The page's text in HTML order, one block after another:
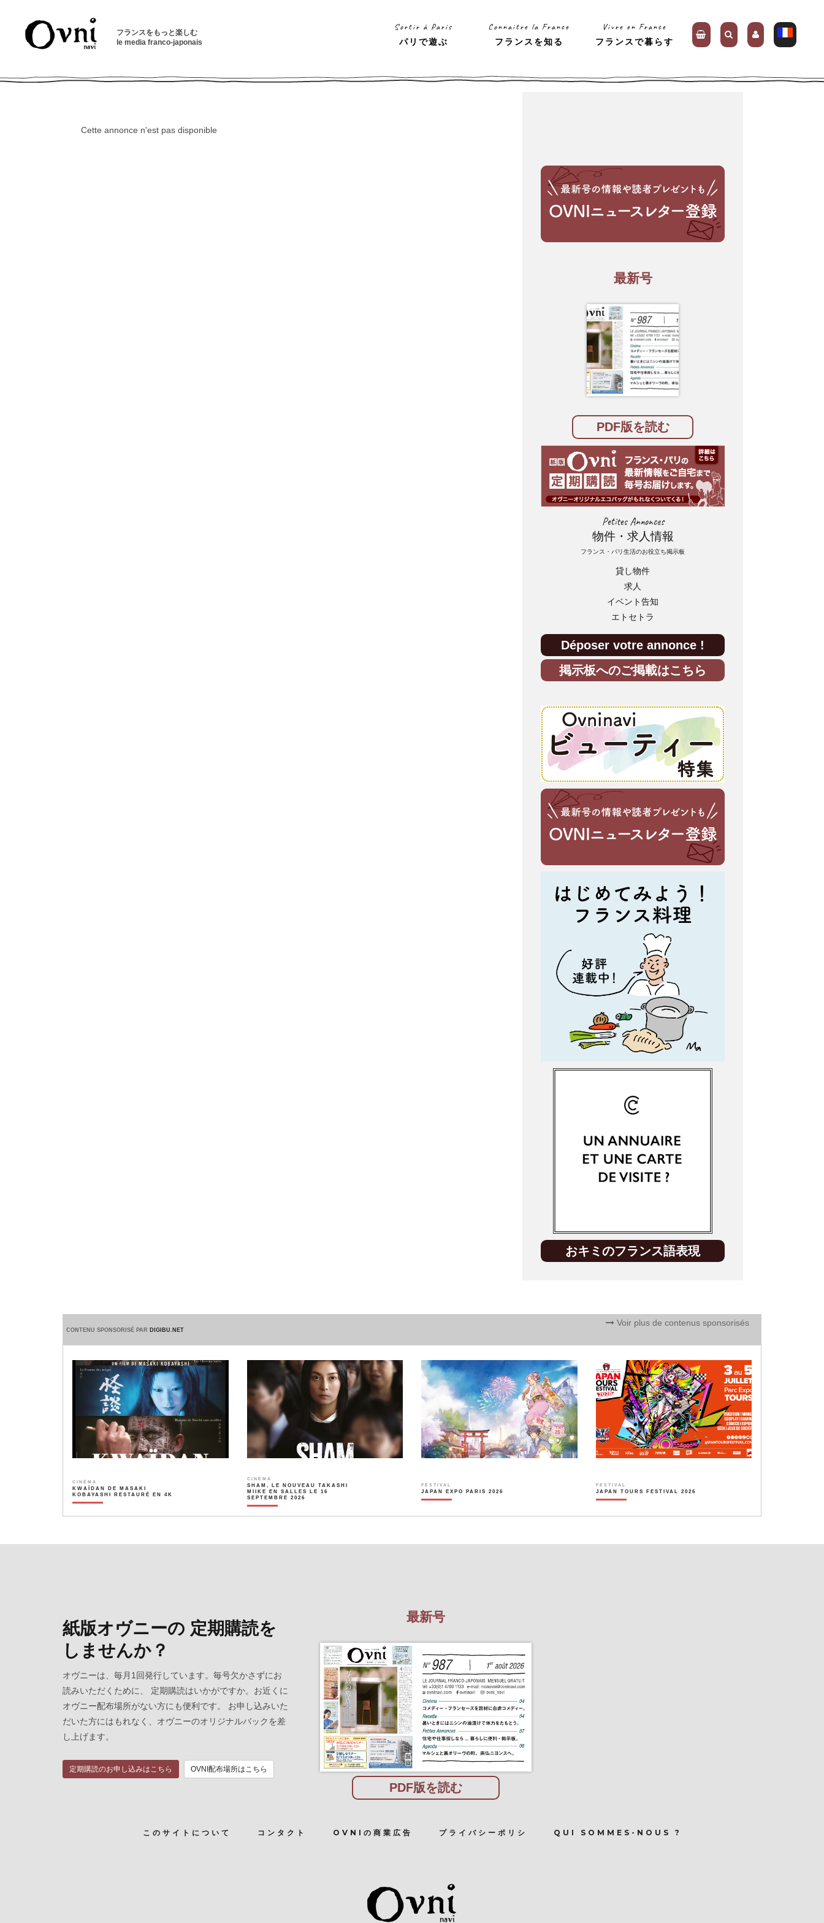
フランスをもっと楽しむ
le media franco-japonais
Sortir à Paris
パリで遊ぶ
Connaitre la France
フランスを知る
Vivre en France
フランスで暮らす
Cette annonce n'est pas disponible
最新号
PDF版を読む
Petites Annonces
物件・求人情報
フランス・パリ生活のお役立ち掲示板
貸し物件
求人
イベント告知
エトセトラ
Déposer votre annonce !
掲示板へのご掲載はこちら
おキミのフランス語表現
CONTENU SPONSORISÉ PAR DIGIBU.NET
Voir plus de contenus sponsorisés
CINÉMA
KWAÏDAN DE MASAKI
KOBAYASHI RESTAURÉ EN 4K
CINÉMA
SHAM, LE NOUVEAU TAKASHI
MIIKE EN SALLES LE 16
SEPTEMBRE 2026
FESTIVAL
JAPAN EXPO PARIS 2026
FESTIVAL
JAPAN TOURS FESTIVAL 2026
紙版オヴニーの 定期購読を
しませんか？
オヴニーは、毎月1回発行しています。毎号欠かさずにお
読みいただくために、 定期購読はいかがですか。お近くに
オヴニー配布場所がない方にも便利です。 お申し込みいた
だいた方にはもれなく、オヴニーのオリジナルバックを差
し上げます。
定期購読のお申し込みはこちら OVNI配布場所はこちら
最新号
PDF版を読む
このサイトについて コンタクト OVNIの商業広告 プライバシーポリシ QUI SOMMES-NOUS ?